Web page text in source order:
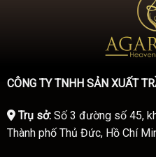
CÔNG TY TNHH SẢN XUẤT
Trụ sở: Số 3 đường số 45,
Thành phố Thủ Đức, Hồ Chí